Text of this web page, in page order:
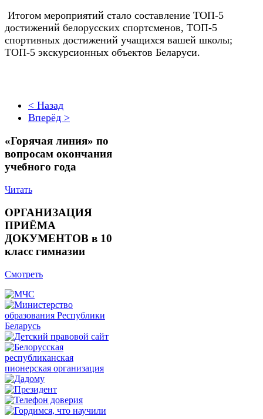
Итогом мероприятий стало составление ТОП-5
достижений белорусских спортсменов, ТОП-5
спортивных достижений учащихся вашей школы;
ТОП-5 экскурсионных объектов Беларуси.
< Назад
Вперёд >
«Горячая линия» по
вопросам окончания
учебного года
Читать
ОРГАНИЗАЦИЯ
ПРИЁМА
ДОКУМЕНТОВ в 10
класс гимназии
Смотреть